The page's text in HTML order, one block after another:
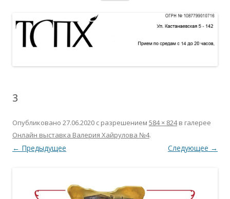
3
Опубликовано 27.06.2020 с разрешением 584 × 824в галерее
Онлайн выставка Валерия Хайрулова №4.
← Предыдущее Следующее →